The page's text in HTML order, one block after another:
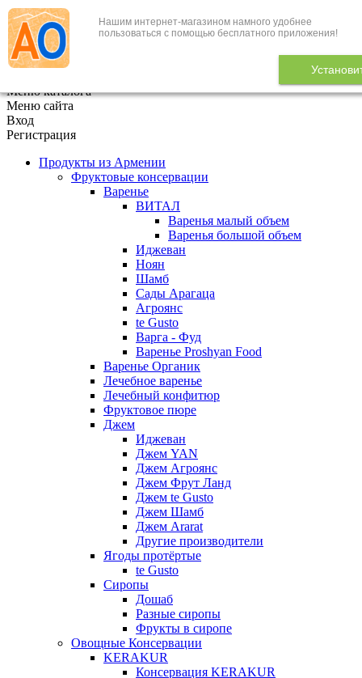
Нашим интернет-магазином намного удобнее
пользоваться с помощью бесплатного приложения!
+7 (495) 646-888-1
В корзине 0
Меню каталога
Меню сайта
Вход
Регистрация
Продукты из Армении
Фруктовые консервации
Варенье
ВИТАЛ
Варенья малый объем
Варенья большой объем
Иджеван
Ноян
Шамб
Сады Арагаца
Агроянс
te Gusto
Варга - Фуд
Варенье Proshyan Food
Варенье Органик
Лечебное варенье
Лечебный конфитюр
Фруктовое пюре
Джем
Иджеван
Джем YAN
Джем Агроянс
Джем Фрут Ланд
Джем te Gusto
Джем Шамб
Джем Ararat
Другие производители
Ягоды протёртые
te Gusto
Сиропы
Дошаб
Разные сиропы
Фрукты в сиропе
Овощные Консервации
KERAKUR
Консервация KERAKUR